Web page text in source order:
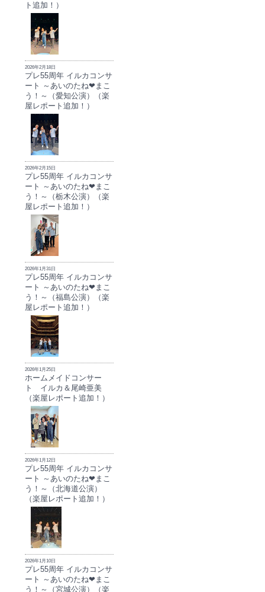
ト追加！）
2026年2月18日
プレ55周年 イルカコンサ
ート ～あいのたね❤まこ
う！～（愛知公演）（楽
屋レポート追加！）
2026年2月15日
プレ55周年 イルカコンサ
ート ～あいのたね❤まこ
う！～（栃木公演）（楽
屋レポート追加！）
2026年1月31日
プレ55周年 イルカコンサ
ート ～あいのたね❤まこ
う！～（福島公演）（楽
屋レポート追加！）
2026年1月25日
ホームメイドコンサー
ト イルカ＆尾崎亜美
（楽屋レポート追加！）
2026年1月12日
プレ55周年 イルカコンサ
ート ～あいのたね❤まこ
う！～（北海道公演）
（楽屋レポート追加！）
2026年1月10日
プレ55周年 イルカコンサ
ート ～あいのたね❤まこ
う！～（宮城公演）（楽